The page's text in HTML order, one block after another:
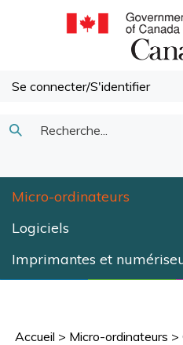
Se connecter/S'identifier
Soumettre
recherche
Micro-ordinateurs
Logiciels
Imprimantes et
Accueil > Micro-ordinateurs >